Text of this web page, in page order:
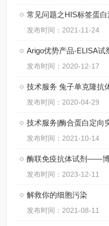
常见问题之HIS标签蛋
发布时间：2021-11-24
Arigo优势产品-ELISA试
发布时间：2020-12-17
技术服务 兔子单克隆抗
发布时间：2020-04-29
技术服务|酶合蛋白定向
发布时间：2021-10-14
酶联免疫抗体试剂——
发布时间：2023-12-11
解救你的细胞污染
发布时间：2021-08-11